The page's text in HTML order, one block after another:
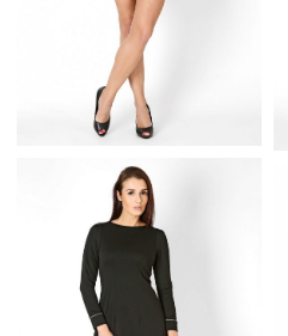
CZERWONA SUKIENKA
TRAPEZOWA DŁUGI
RĘKAW